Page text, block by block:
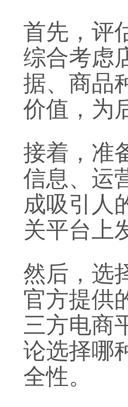
首先，评
综合考虑
据、商品
价值，为
接着，准
信息、运
成吸引人
关平台上
然后，选
官方提供
三方电商
论选择哪
全性。